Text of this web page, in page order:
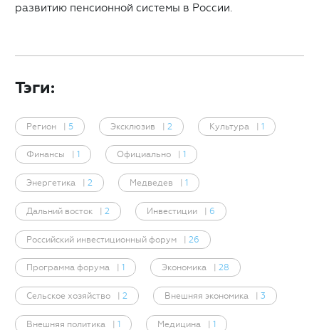
развитию пенсионной системы в России.
Тэги:
Регион | 5 Эксклюзив | 2 Культура | 1
Финансы 1 Официально 1
Энергетика 2 Медведев 1
Дальний восток | 2 Инвестиции | 6
Российский инвестиционный форум | 26
Программа форума 1 Экономика 28
Сельское хозяйство 2 Внешняя экономика 3
Внешняя политика | 1 Медицина | 1